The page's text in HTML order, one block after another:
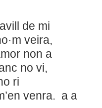
de mi
veira,
non a
no vi,
ri
venra. a a